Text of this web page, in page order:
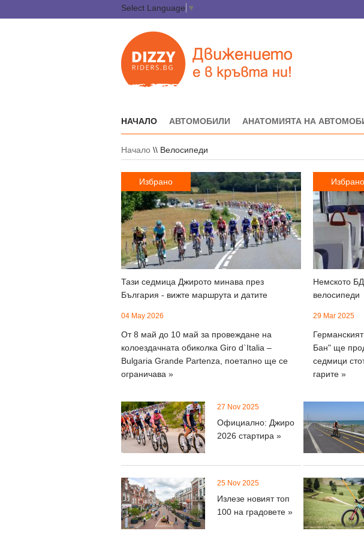
Select Language ▼
НАЧАЛО АВТОМОБИЛИ АНАТОМИЯТА НА
Начало \\ Велосипеди
Избрано
Тази седмица Джирото минава през
България - вижте маршрута и датите
04 May 2026
От 8 май до 10 май за провеждане на
колоездачната обиколка Giro d`Italia –
Bulgaria Grande Partenza, поетапно ще се
ограничава »
Избрано
Немското
велосипеди
29 Mar 2025
Бан" ще
седмици
гарите »
27 Nov 2025
Официално: Джиро
2026 стартира »
25 Nov 2025
Излезе новият топ
100 на градовете »